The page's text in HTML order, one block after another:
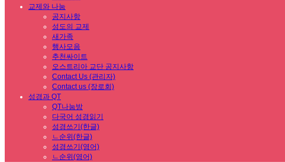
교제와 나눔
공지사항
성도의 교제
새가족
행사모음
추천싸이트
오스트리아 교단 공지사항
Contact Us (관리자)
Contact us (장로회)
성경과 QT
QT나눔방
다국어 성경읽기
성경쓰기(한글)
ㄴ순위(한글)
성경쓰기(영어)
ㄴ순위(영어)